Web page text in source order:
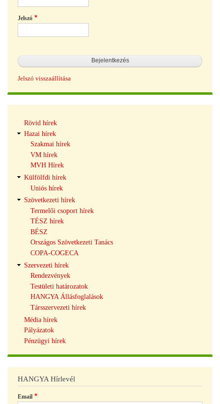
Jelszó
Jelszó visszaállítása
navigáció
Rövid hírek
Hazai hírek
Szakmai hírek
VM hírek
MVH Hírek
Külfölfdi hírek
Uniós hírek
Szövetkezeti hírek
Termelői csoport hírek
TÉSZ hírek
BÉSZ
Országos Szövetkezeti Tanács
COPA-COGECA
Szervezeti hírek
Rendezvények
Testületi határozatok
HANGYA Állásfoglalások
Társszervezeti hírek
Média hírek
Pályázatok
Pénzügyi hírek
HANGYA Hírlevél
Email